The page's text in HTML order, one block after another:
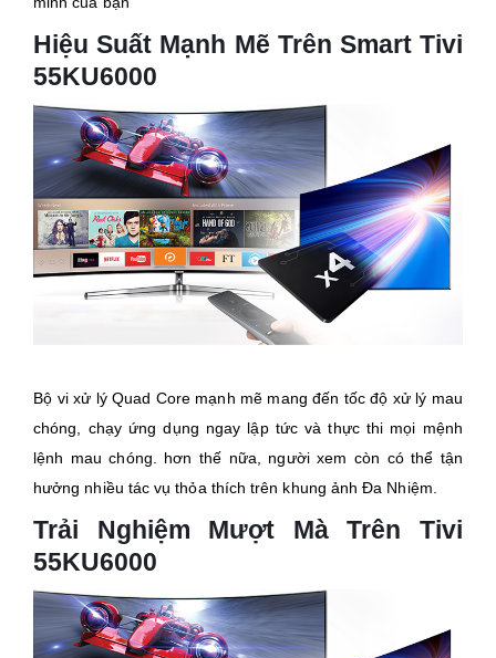
Hiệu Suất Mạnh Mẽ Trên Smart Tivi
55KU6000
Bộ vi xử lý Quad Core mạnh mẽ mang đến tốc độ xử lý mau
chóng, chạy ứng dụng ngay lập tức và thực thi mọi mệnh
lệnh mau chóng. hơn thế nữa, người xem còn có thể tận
hưởng nhiều tác vụ thỏa thích trên khung ảnh Đa Nhiệm.
Trải Nghiệm Mượt Mà Trên Tivi
55KU6000